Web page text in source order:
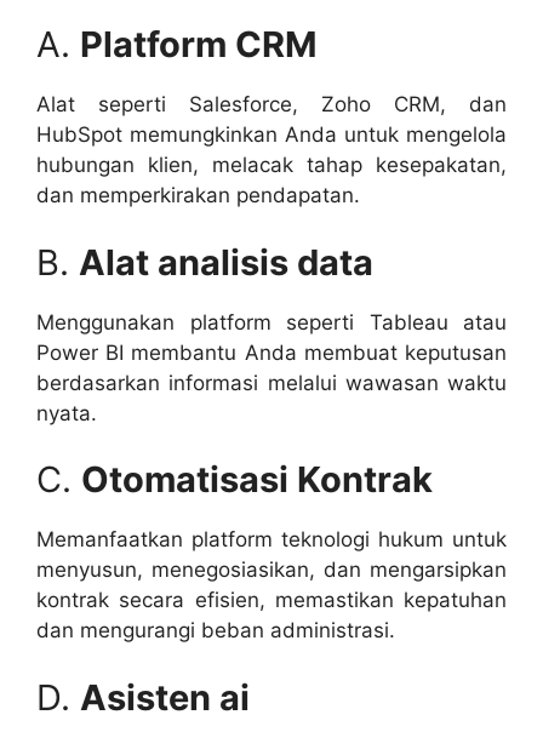
A. Platform CRM
Alat seperti Salesforce, Zoho CRM, dan
HubSpot memungkinkan Anda untuk mengelola
hubungan klien, melacak tahap kesepakatan,
dan memperkirakan pendapatan.
B. Alat analisis data
Menggunakan platform seperti Tableau atau
Power BI membantu Anda membuat keputusan
berdasarkan informasi melalui wawasan waktu
nyata.
C. Otomatisasi Kontrak
Memanfaatkan platform teknologi hukum untuk
menyusun, menegosiasikan, dan mengarsipkan
kontrak secara efisien, memastikan kepatuhan
dan mengurangi beban administrasi.
D. Asisten ai